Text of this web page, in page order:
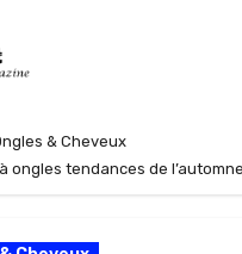
& Cheveux
ongles tendances de